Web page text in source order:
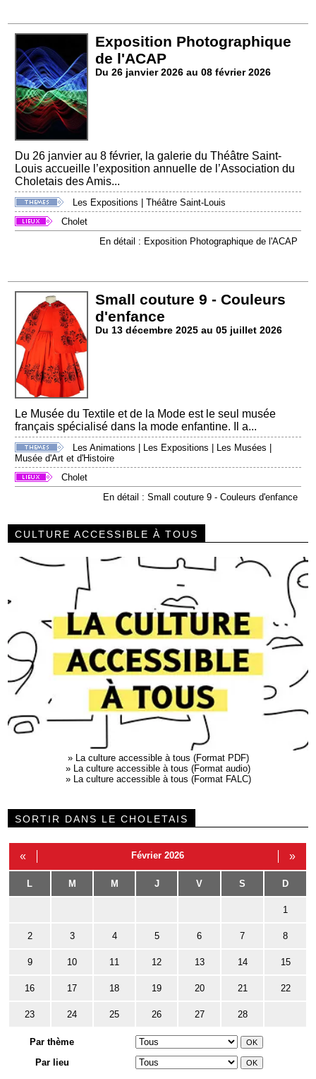
Exposition Photographique
de l'ACAP
Du 26 janvier 2026 au 08 février 2026
Du 26 janvier au 8 février, la galerie du Théâtre Saint-
Louis accueille l’exposition annuelle de l’Association du
Choletais des Amis...
Les Expositions |Théâtre Saint-Louis
Cholet
En détail : Exposition Photographique de l'ACAP
Small couture 9 - Couleurs
d'enfance
Du 13 décembre 2025 au 05 juillet 2026
Le Musée du Textile et de la Mode est le seul musée
français spécialisé dans la mode enfantine. Il a...
Les Animations | Les Expositions | Les Musées |
Musée d'Art et d'Histoire
Cholet
En détail : Small couture 9 - Couleurs d'enfance
CULTURE ACCESSIBLE À TOUS
» La culture accessible à tous (Format PDF)
» La culture accessible à tous (Format audio)
» La culture accessible à tous (Format FALC)
SORTIR DANS LE CHOLETAIS
« Février 2026 »
L M M J V S D
1
2 3 4 5 6 7 8
9 10 11 12 13 14 15
16 17 18 19 20 21 22
23 24 25 26 27 28
Par thème
Par lieu